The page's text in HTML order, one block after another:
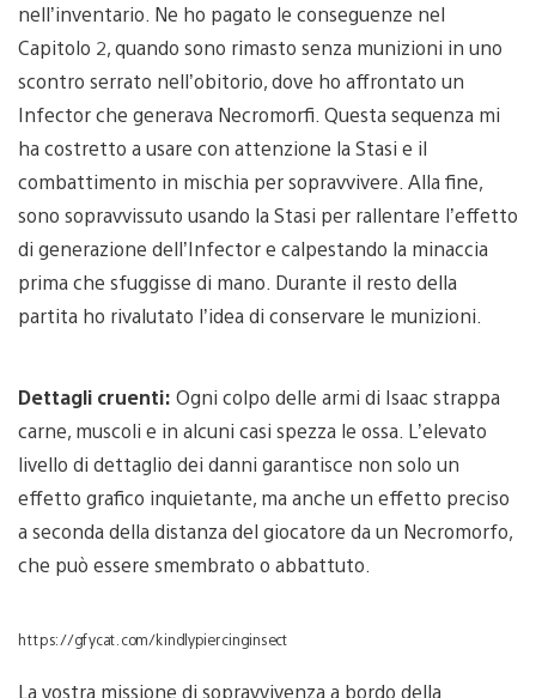
nell’inventario. Ne ho pagato le conseguenze nel
Capitolo 2, quando sono rimasto senza munizioni in uno
scontro serrato nell’obitorio, dove ho affrontato un
Infector che generava Necromorfi. Questa sequenza mi
ha costretto a usare con attenzione la Stasi e il
combattimento in mischia per sopravvivere. Alla fine,
sono sopravvissuto usando la Stasi per rallentare l’effetto
di generazione dell’Infector e calpestando la minaccia
prima che sfuggisse di mano. Durante il resto della
partita ho rivalutato l’idea di conservare le munizioni.
Dettagli cruenti: Ogni colpo delle armi di Isaac strappa
carne, muscoli e in alcuni casi spezza le ossa. L’elevato
livello di dettaglio dei danni garantisce non solo un
effetto grafico inquietante, ma anche un effetto preciso
a seconda della distanza del giocatore da un Necromorfo,
che può essere smembrato o abbattuto.
https://gfycat.com/kindlypiercinginsect
La vostra missione di sopravvivenza a bordo della